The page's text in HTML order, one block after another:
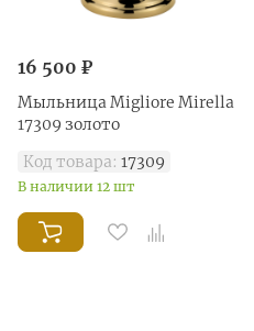
16 500 ₽
Mыльница Migliore Mirella
17309 золото
Код товара: 17309
В наличии 12 шт